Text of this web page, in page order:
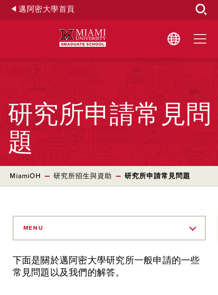
Skip 邁阿密大學首頁
研究所申請常見問
題
MiamiOH 研究所招生與資助 研究所申請常見問題
MENU
下面是關於邁阿密大學研究所一般申請的一些
常見問題以及我們的解答。